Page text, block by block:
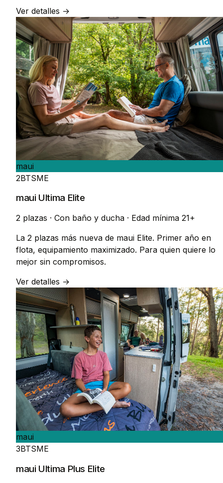
Ver detalles →
maui
2BTSME
maui Ultima Elite
2 plazas · Con baño y ducha · Edad mínima 21+
La 2 plazas más nueva de maui Elite. Primer año en
flota, equipamiento maximizado. Para quien quiere lo
mejor sin compromisos.
Ver detalles →
maui
3BTSME
maui Ultima Plus Elite